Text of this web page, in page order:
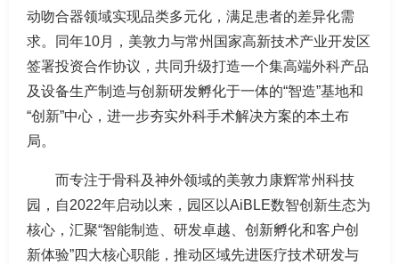
动吻合器领域实现品类多元化，满足患者的差异化需
求。同年10月，美敦力与常州国家高新技术产业开发区
签署投资合作协议，共同升级打造一个集高端外科产品
及设备生产制造与创新研发孵化于一体的“智造”基地和
“创新”中心，进一步夯实外科手术解决方案的本土布
局。
而专注于骨科及神外领域的美敦力康辉常州科技
园，自2022年启动以来，园区以AiBLE数智创新生态为
核心，汇聚“智能制造、研发卓越、创新孵化和客户创
新体验”四大核心职能，推动区域先进医疗技术研发与